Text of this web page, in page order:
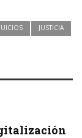
JUICIOS
JUSTICIA